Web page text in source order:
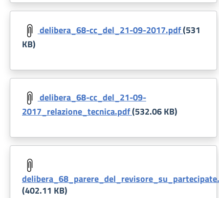
Document
delibera_68-cc_del_21-09-2017.pdf(531
KB)
Document
delibera_68-cc_del_21-09-
2017_relazione_tecnica.pdf(532.06 KB)
Document
(402.11 KB)